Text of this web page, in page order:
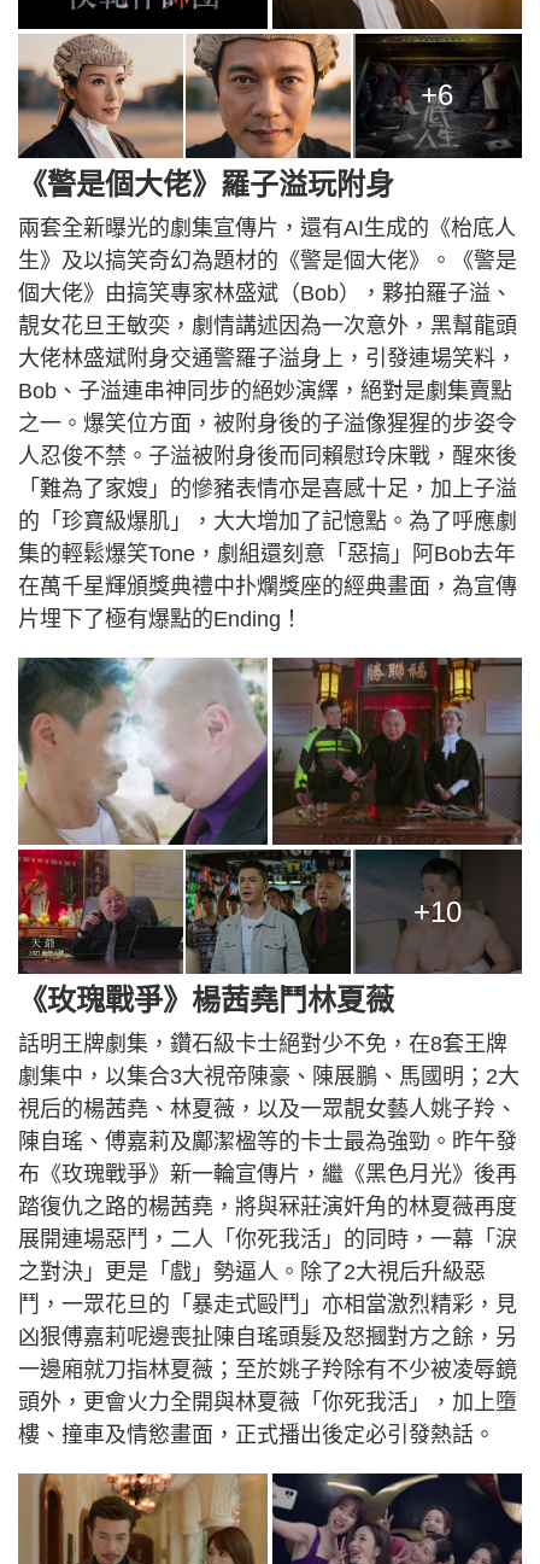
+6
《警是個大佬》羅子溢玩附身
兩套全新曝光的劇集宣傳片，還有AI生成的《枱底人
生》及以搞笑奇幻為題材的《警是個大佬》。《警是
個大佬》由搞笑專家林盛斌（Bob），夥拍羅子溢、
靚女花旦王敏奕，劇情講述因為一次意外，黑幫龍頭
大佬林盛斌附身交通警羅子溢身上，引發連場笑料，
Bob、子溢連串神同步的絕妙演繹，絕對是劇集賣點
之一。爆笑位方面，被附身後的子溢像猩猩的步姿令
人忍俊不禁。子溢被附身後而同賴慰玲床戰，醒來後
「難為了家嫂」的慘豬表情亦是喜感十足，加上子溢
的「珍寶級爆肌」，大大增加了記憶點。為了呼應劇
集的輕鬆爆笑Tone，劇組還刻意「惡搞」阿Bob去年
在萬千星輝頒獎典禮中扑爛獎座的經典畫面，為宣傳
片埋下了極有爆點的Ending！
+10
《玫瑰戰爭》楊茜堯鬥林夏薇
話明王牌劇集，鑽石級卡士絕對少不免，在8套王牌
劇集中，以集合3大視帝陳豪、陳展鵬、馬國明；2大
視后的楊茜堯、林夏薇，以及一眾靚女藝人姚子羚、
陳自瑤、傅嘉莉及鄺潔楹等的卡士最為強勁。昨午發
布《玫瑰戰爭》新一輪宣傳片，繼《黑色月光》後再
踏復仇之路的楊茜堯，將與冧莊演奸角的林夏薇再度
展開連場惡鬥，二人「你死我活」的同時，一幕「淚
之對決」更是「戲」勢逼人。除了2大視后升級惡
鬥，一眾花旦的「暴走式毆鬥」亦相當激烈精彩，見
凶狠傅嘉莉呢邊喪扯陳自瑤頭髮及怒摑對方之餘，另
一邊廂就刀指林夏薇；至於姚子羚除有不少被凌辱鏡
頭外，更會火力全開與林夏薇「你死我活」，加上墮
樓、撞車及情慾畫面，正式播出後定必引發熱話。